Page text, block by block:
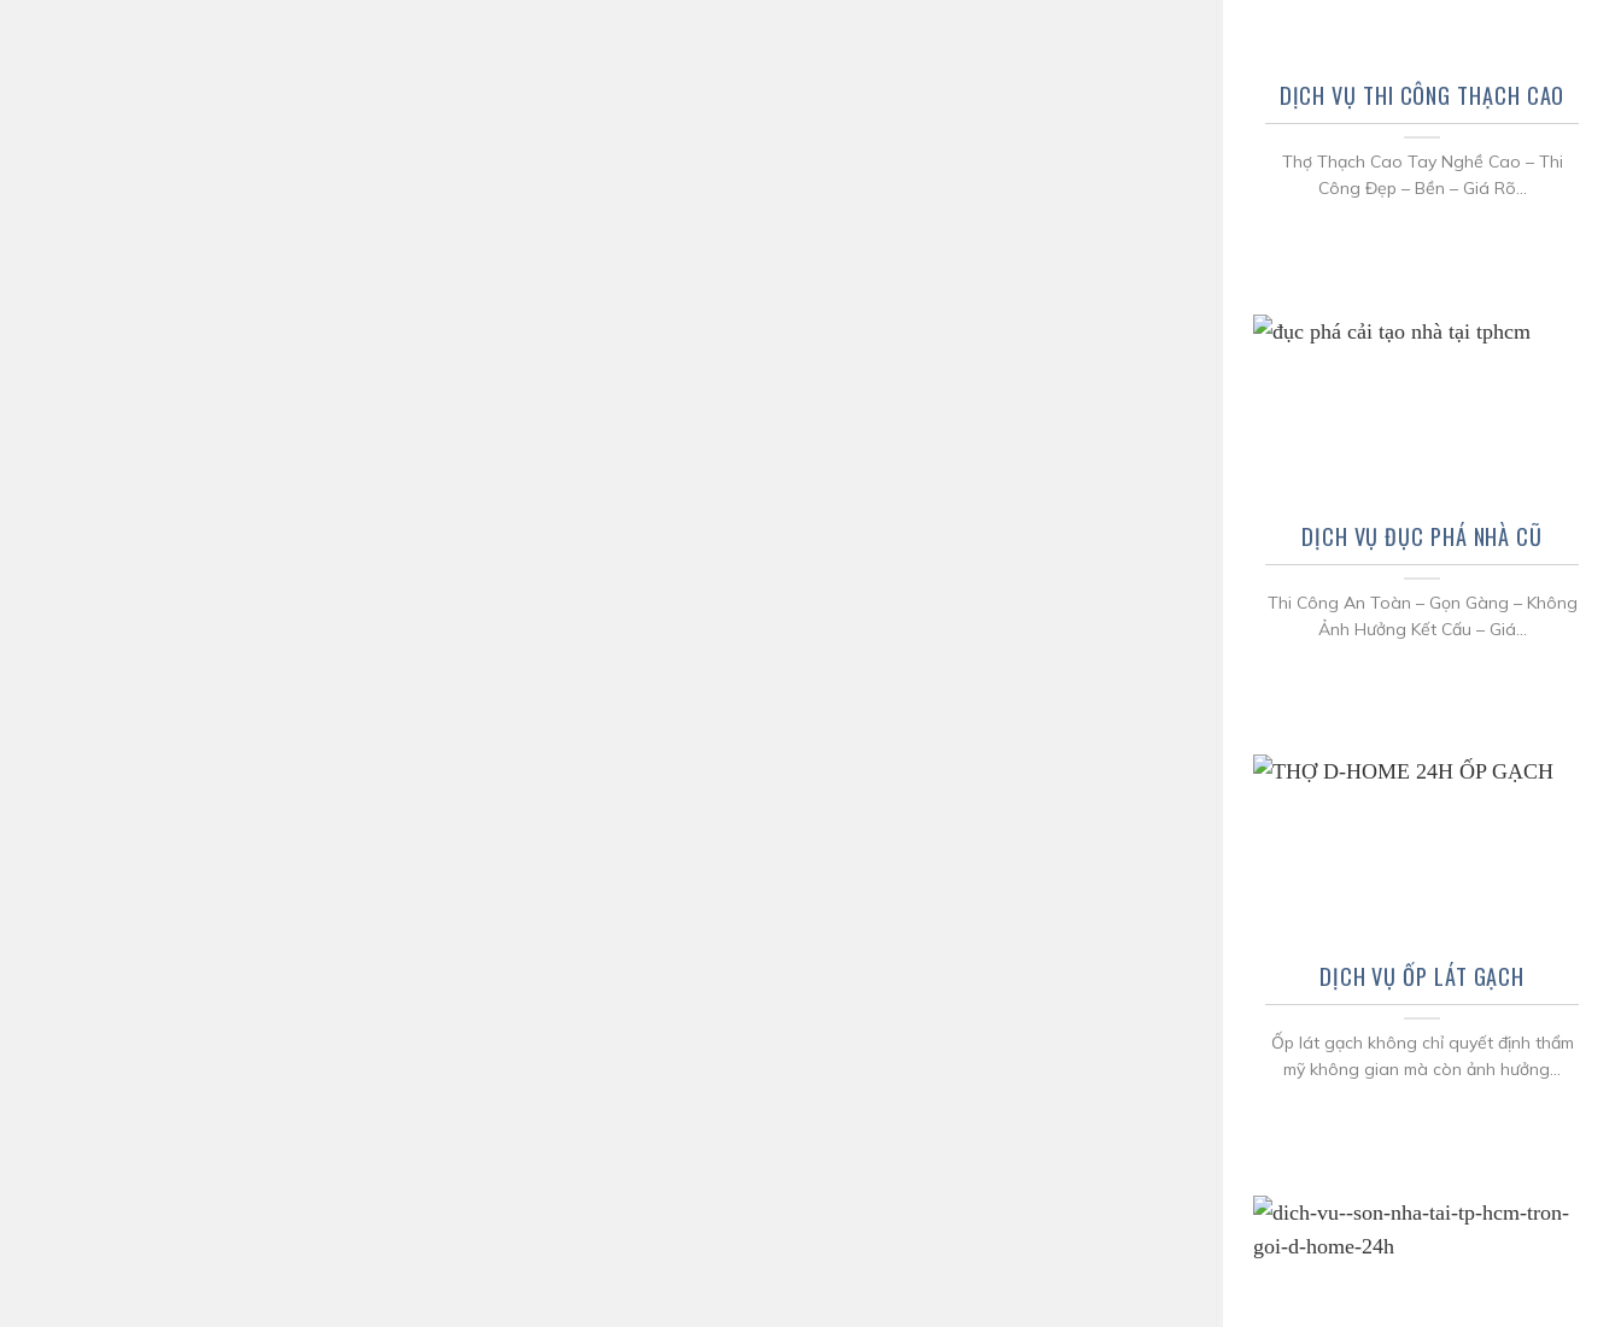
DỊCH VỤ THI CÔNG THẠCH CAO
Thợ Thạch Cao Tay Nghề Cao – Thi
Công Đẹp – Bền – Giá Rõ...
DỊCH VỤ ĐỤC PHÁ NHÀ CŨ
Thi Công An Toàn – Gọn Gàng – Không
Ảnh Hưởng Kết Cấu – Giá...
DỊCH VỤ ỐP LÁT GẠCH
Ốp lát gạch không chỉ quyết định thẩm
mỹ không gian mà còn ảnh hưởng...